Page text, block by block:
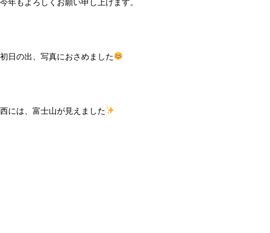
今年もよろしくお願い申し上げます。
初日の出、写真におさめました
西には、富士山が見えました